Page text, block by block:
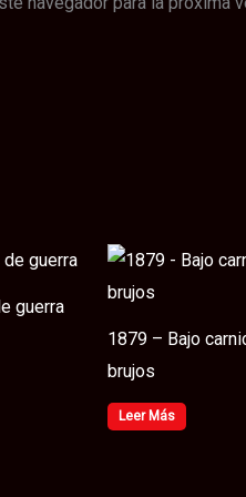
guerra
1879 – Bajo
brujos
Leer Más